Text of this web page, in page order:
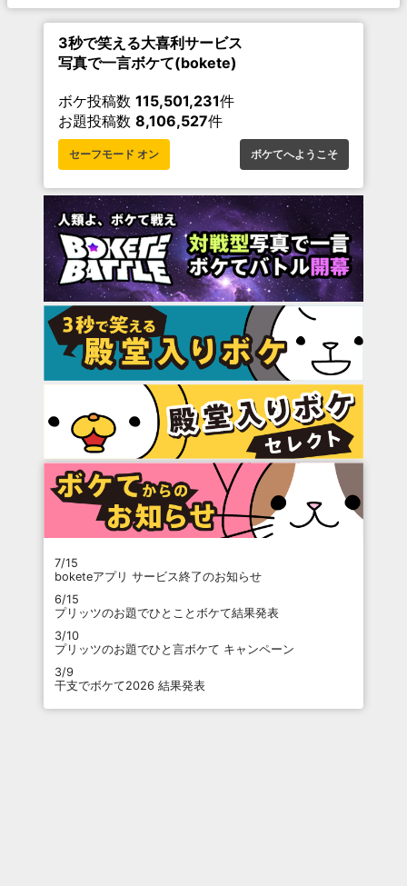
3秒で笑える大喜利サービス
写真で一言ボケて(bokete)
ボケ投稿数 115,501,231件
お題投稿数 8,106,527件
セーフモード オン ボケてへようこそ
7/15
boketeアプリ サービス終了のお知らせ
6/15
プリッツのお題でひとことボケて結果発表
3/10
プリッツのお題でひと言ボケて キャンペーン
3/9
干支でボケて2026 結果発表